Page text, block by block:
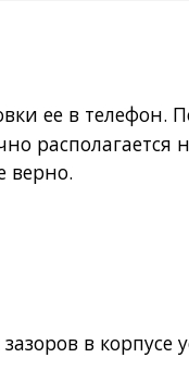
ее в телефон.
располагается
верно.
в корпусе